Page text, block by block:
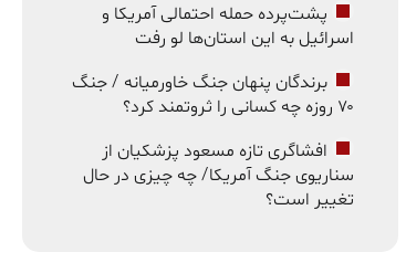
پشت‌پرده حمله احتمالی آمریکا و
اسرائیل به این استان‌ها لو رفت
برندگان پنهان جنگ خاورمیانه / جنگ
۷۰ روزه چه کسانی را ثروتمند کرد؟
افشاگری تازه مسعود پزشکیان از
سناریوی جنگ آمریکا/ چه چیزی در حال
تغییر است؟